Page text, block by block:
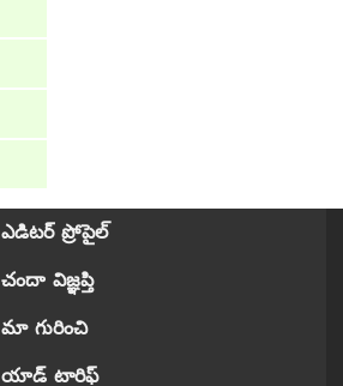
ఎడిటర్ ప్రోపైల్
చందా విజ్ఞప్తి
మా గురించి
యాడ్ టారిఫ్